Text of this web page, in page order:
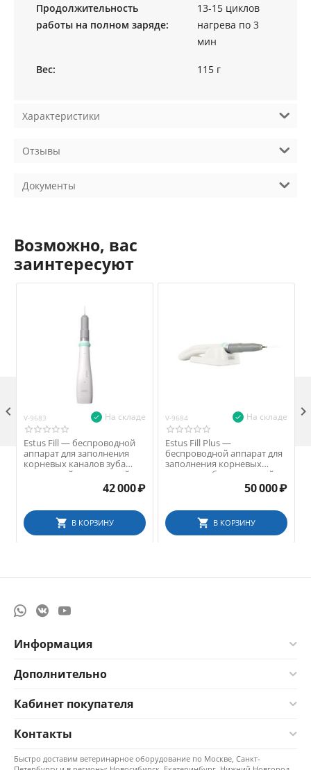
Продолжительность
работы на полном заряде:
13-15 циклов
нагрева по 3
мин
Вес: 115 г
Характеристики
Отзывы
Документы
Возможно, вас
заинтересуют
V-9683 На складе
Estus Fill — беспроводной
аппарат для заполнения
корневых каналов зуба
разогретой гуттаперчей
42 000₽
В КОРЗИНУ
V-9684 На складе
Estus Fill Plus —
беспроводной аппарат для
заполнения корневых
каналов зуба разогретой
50 000₽
В КОРЗИНУ
 
Информация
Дополнительно
Кабинет покупателя
Контакты
Быстро доставим ветеринарное оборудование по Москве, Санкт-